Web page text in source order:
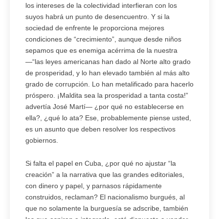
los intereses de la colectividad interfieran con los
suyos habrá un punto de desencuentro. Y si la
sociedad de enfrente le proporciona mejores
condiciones de “crecimiento”, aunque desde niños
sepamos que es enemiga acérrima de la nuestra
—“las leyes americanas han dado al Norte alto grado
de prosperidad, y lo han elevado también al más alto
grado de corrupción. Lo han metalificado para hacerlo
próspero. ¡Maldita sea la prosperidad a tanta costa!”
advertía José Martí— ¿por qué no establecerse en
ella?, ¿qué lo ata? Ese, probablemente piense usted,
es un asunto que deben resolver los respectivos
gobiernos.
Si falta el papel en Cuba, ¿por qué no ajustar “la
creación” a la narrativa que las grandes editoriales,
con dinero y papel, y parnasos rápidamente
construidos, reclaman? El nacionalismo burgués, al
que no solamente la burguesía se adscribe, también